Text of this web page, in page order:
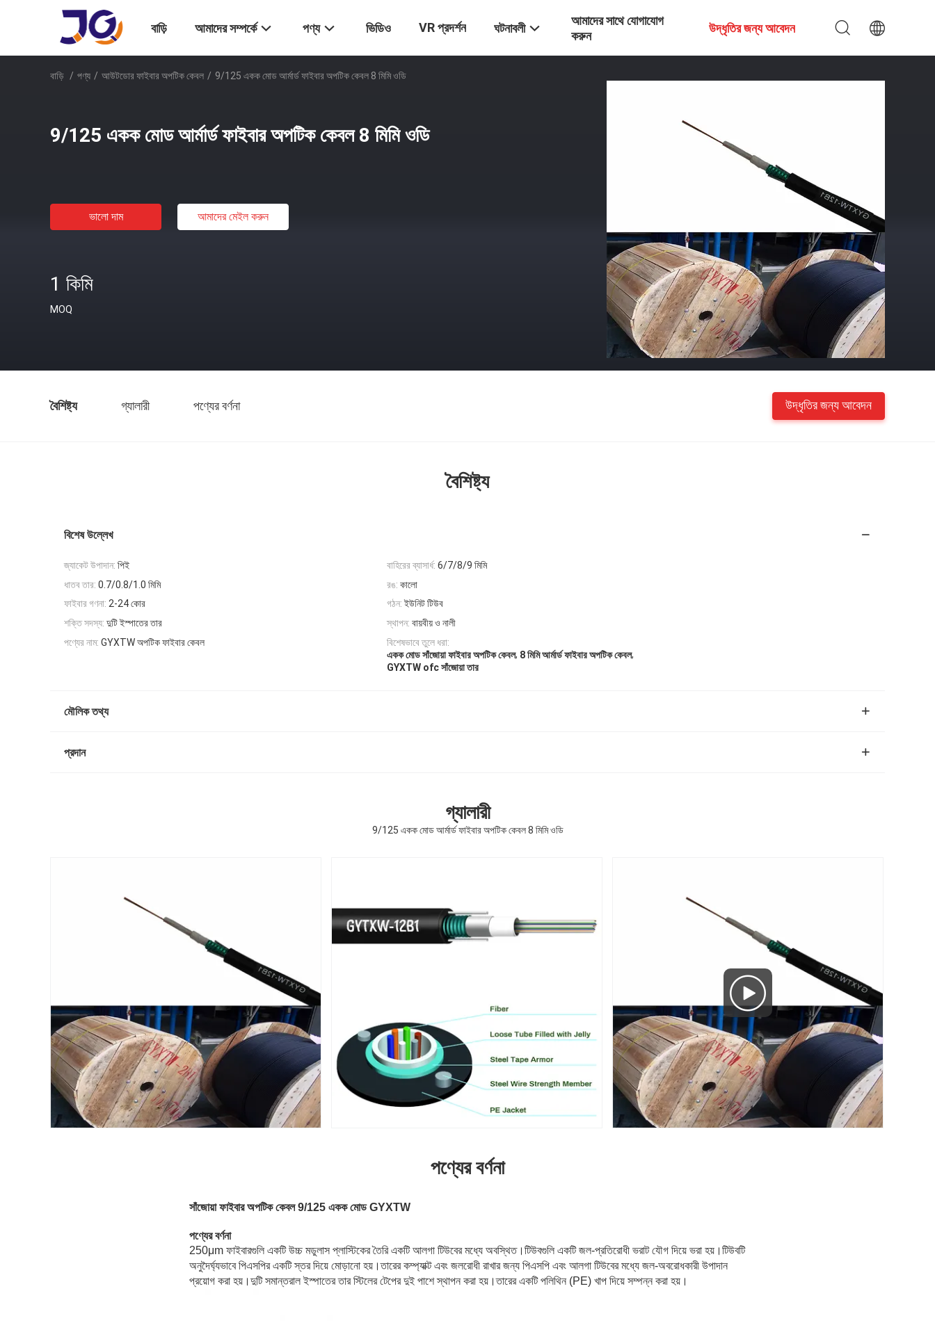
বাড়ি আমাদের সম্পর্কে পণ্য ভিডিও VR প্রদর্শন ঘটনাবলী
আমাদের সাথে যোগাযোগ
করুন
উদ্ধৃতির জন্য আবেদন
বাড়ি / পণ্য / আউটডোর ফাইবার অপটিক কেবল / 9/125 একক মোড আর্মার্ড ফাইবার অপটিক কেবল 8 মিমি ওডি
9/125 একক মোড আর্মার্ড ফাইবার অপটিক কেবল 8 মিমি ওডি
ভালো দাম আমাদের মেইল ​​করুন
1 কিমি
MOQ
বৈশিষ্ট্য গ্যালারী পণ্যের বর্ণনা উদ্ধৃতির জন্য আবেদন
বৈশিষ্ট্য
বিশেষ উল্লেখ
জ্যাকেট উপাদান: পিই বাহিরের ব্যাসার্ধ: 6/7/8/9 মিমি
ধাতব তার: 0.7/0.8/1.0 মিমি রঙ: কালো
ফাইবার গণনা: 2-24 কোর গঠন: ইউনিট টিউব
শক্তি সদস্য: দুটি ইস্পাতের তার স্থাপন: বায়বীয় ও নালী
পণ্যের নাম: GYXTW অপটিক ফাইবার কেবল
বিশেষভাবে তুলে ধরা:
একক মোড সাঁজোয়া ফাইবার অপটিক কেবল, 8 মিমি আর্মার্ড ফাইবার অপটিক কেবল,
GYXTW ofc সাঁজোয়া তার
মৌলিক তথ্য
প্রদান
গ্যালারী
9/125 একক মোড আর্মার্ড ফাইবার অপটিক কেবল 8 মিমি ওডি
পণ্যের বর্ণনা
সাঁজোয়া ফাইবার অপটিক কেবল 9/125 একক মোড GYXTW
পণ্যের বর্ণনা
250μm ফাইবারগুলি একটি উচ্চ মডুলাস প্লাস্টিকের তৈরি একটি আলগা টিউবের মধ্যে অবস্থিত।টিউবগুলি একটি জল-প্রতিরোধী ভরাট যৌগ দিয়ে ভরা হয়।টিউবটি
অনুদৈর্ঘ্যভাবে পিএসপির একটি স্তর দিয়ে মোড়ানো হয়।তারের কম্প্যাক্ট এবং জলরোধী রাখার জন্য পিএসপি এবং আলগা টিউবের মধ্যে জল-অবরোধকারী উপাদান
প্রয়োগ করা হয়।দুটি সমান্তরাল ইস্পাতের তার স্টিলের টেপের দুই পাশে স্থাপন করা হয়।তারের একটি পলিথিন (PE) খাপ দিয়ে সম্পন্ন করা হয়।